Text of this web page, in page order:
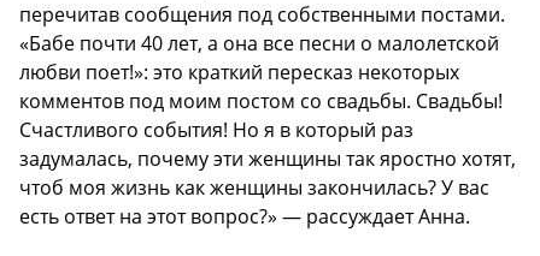
перечитав сообщения под собственными постами.
«Бабе почти 40 лет, а она все песни о малолетской
любви поет!»: это краткий пересказ некоторых
комментов под моим постом со свадьбы. Свадьбы!
Счастливого события! Но я в который раз
задумалась, почему эти женщины так яростно хотят,
чтоб моя жизнь как женщины закончилась? У вас
есть ответ на этот вопрос?» — рассуждает Анна.